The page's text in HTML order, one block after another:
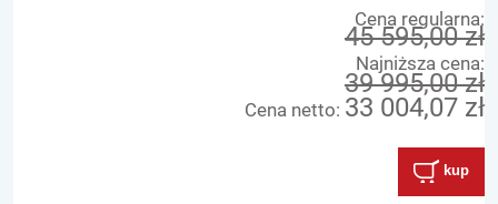
Cena regularna:
45 595,00 zł
Najniższa cena:
39 995,00 zł
Cena netto: 33 004,07 zł
kup